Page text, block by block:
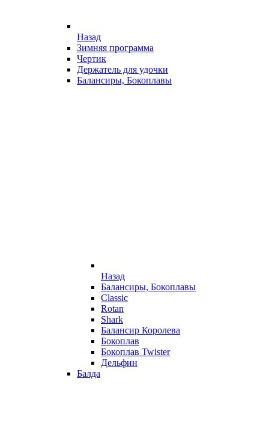
Назад
Зимняя программа
Чертик
Держатель для удочки
Балансиры, Бокоплавы
Назад
Балансиры, Бокоплавы
Classic
Rotan
Shark
Балансир Королева
Бокоплав
Бокоплав Twister
Дельфин
Балда